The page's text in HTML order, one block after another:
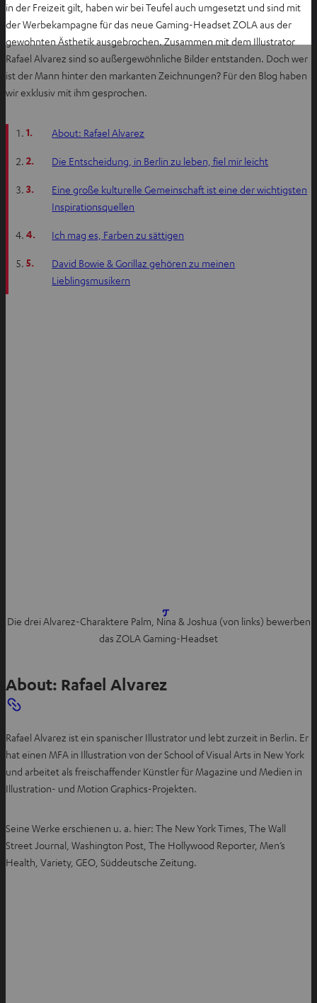
in der Freizeit gilt, haben wir bei Teufel auch umgesetzt und sind mit
der Werbekampagne für das neue Gaming-Headset ZOLA aus der
gewohnten Ästhetik ausgebrochen. Zusammen mit dem Illustrator
Rafael Alvarez sind so außergewöhnliche Bilder entstanden. Doch wer
ist der Mann hinter den markanten Zeichnungen? Für den Blog haben
wir exklusiv mit ihm gesprochen.
1. About: Rafael Alvarez
2. Die Entscheidung, in Berlin zu leben, fiel mir leicht
3.
Eine große kulturelle Gemeinschaft ist eine der wichtigsten
Inspirationsquellen
4. Ich mag es, Farben zu sättigen
5.
David Bowie & Gorillaz gehören zu meinen
Lieblingsmusikern
I
m
u
T
a
b
ö
Die drei Alvarez-Charaktere Palm, Nina & Joshua (von links) bewerben
das ZOLA Gaming-Headset
About: Rafael Alvarez
Rafael Alvarez ist ein spanischer Illustrator und lebt zurzeit in Berlin. Er
hat einen MFA in Illustration von der School of Visual Arts in New York
und arbeitet als freischaffender Künstler für Magazine und Medien in
Illustration- und Motion Graphics-Projekten.
Seine Werke erschienen u. a. hier: The New York Times, The Wall
Street Journal, Washington Post, The Hollywood Reporter, Men’s
Health, Variety, GEO, Süddeutsche Zeitung.